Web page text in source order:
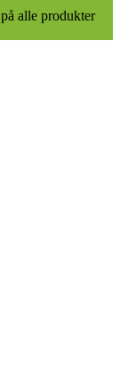
alle produkter